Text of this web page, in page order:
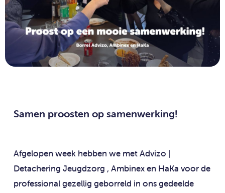
Samen proosten op samenwerking!
Afgelopen week hebben we met Advizo |
Detachering Jeugdzorg , Ambinex en HaKa voor de
professional gezellig geborreld in ons gedeelde